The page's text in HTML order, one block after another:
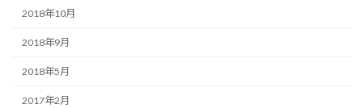
2018年10月
2018年9月
2018年5月
2017年2月